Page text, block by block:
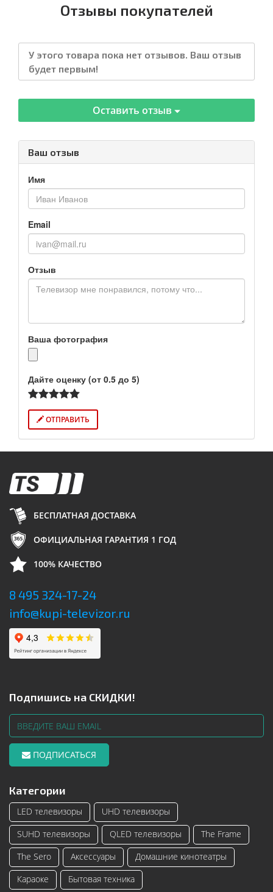
Отзывы покупателей
У этого товара пока нет отзывов. Ваш отзыв
будет первым!
Оставить отзыв
Ваш отзыв
Имя
Email
Отзыв
Ваша фотография
Дайте оценку (от 0.5 до 5)
ОТПРАВИТЬ
БЕСПЛАТНАЯ ДОСТАВКА
ОФИЦИАЛЬНАЯ ГАРАНТИЯ 1 ГОД
100% КАЧЕСТВО
8 495 324-17-24
info@kupi-televizor.ru
Подпишись на СКИДКИ!
ПОДПИСАТЬСЯ
Категории
LED телевизоры
UHD телевизоры
SUHD телевизоры
QLED телевизоры
The Frame
The Sero
Аксессуары
Домашние кинотеатры
Караоке
Бытовая техника